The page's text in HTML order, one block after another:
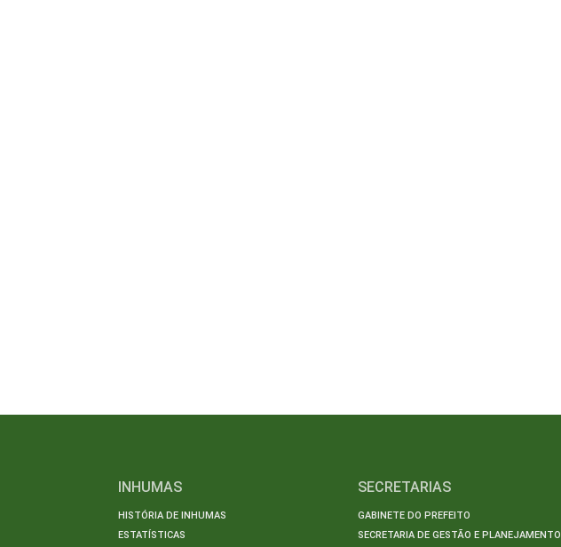
INHUMAS
HISTÓRIA DE INHUMAS
ESTATÍSTICAS
SECRETARIAS
GABINETE DO PREFEITO
SECRETARIA DE GESTÃO E PLANEJAMENTO